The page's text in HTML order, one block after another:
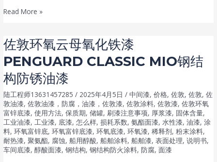
漆
DW
桥
梁
防
锈
油
漆
佐
用
耐
磨
环
氧
漆
Jotacote
Universal
80
镀
Read More »
佐敦环氧云母氧化铁漆
PENGUARD CLASSIC MIO钢结
构防锈油漆
陆工程师13631457285/ 2025年4月5日/中间漆,价格,佐敦,佐敦,佐
敦油漆,佐敦油漆，防腐，油漆，佐敦漆,佐敦涂料,佐敦漆,佐敦环氧
富锌底漆,使用方法,保质期,储罐, 刷漆注意事项, 厚浆漆, 固体含量,
工业油漆,工业漆, 底漆,怎么样,损耗系数,氨酯面漆,水性漆,油漆,涂
料,环氧富锌底,环氧富锌底漆,环氧底漆,环氧漆,稀释剂,粉末涂料,
耐热漆,聚氨酯, 腐蚀,船用醇酸,船舶涂料,船舶漆,表面处理,说明书,
车间底漆,醇酸面漆,钢结构,钢结构防火涂料, 防腐,面漆